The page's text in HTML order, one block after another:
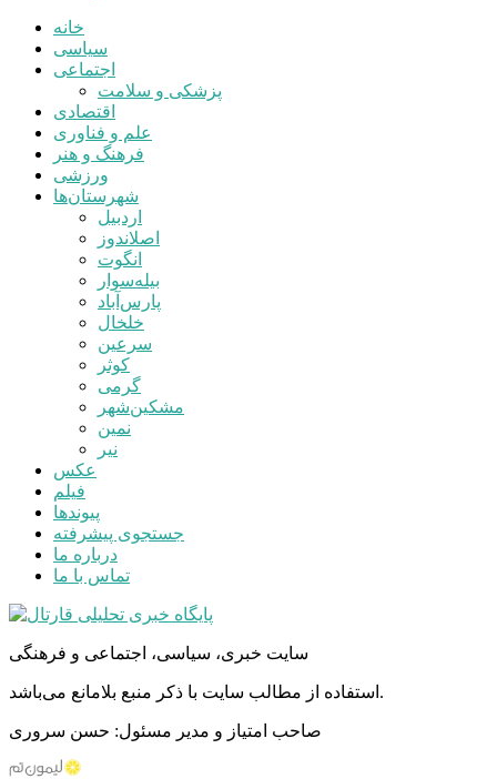
خانه
سیاسی
اجتماعی
پزشکی و سلامت
اقتصادی
علم و فناوری
فرهنگ و هنر
ورزشی
شهرستان‌ها
اردبیل
اصلاندوز
انگوت
بیله‌سوار
پارس‌آباد
خلخال
سرعین
کوثر
گرمی
مشکین‌شهر
نمین
نیر
عکس
فیلم
پیوندها
جستجوی پیشرفته
درباره ما
تماس با ما
سایت خبری، سیاسی، اجتماعی و فرهنگی
استفاده از مطالب سایت با ذکر منبع بلامانع می‌باشد.
صاحب امتیاز و مدیر مسئول: حسن سروری